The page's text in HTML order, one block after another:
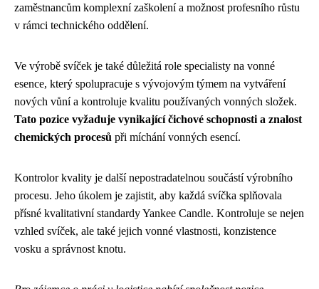
zaměstnancům komplexní zaškolení a možnost profesního růstu
v rámci technického oddělení.
Ve výrobě svíček je také důležitá role specialisty na vonné
esence, který spolupracuje s vývojovým týmem na vytváření
nových vůní a kontroluje kvalitu používaných vonných složek.
Tato pozice vyžaduje vynikající čichové schopnosti a znalost
chemických procesů při míchání vonných esencí.
Kontrolor kvality je další nepostradatelnou součástí výrobního
procesu. Jeho úkolem je zajistit, aby každá svíčka splňovala
přísné kvalitativní standardy Yankee Candle. Kontroluje se nejen
vzhled svíček, ale také jejich vonné vlastnosti, konzistence
vosku a správnost knotu.